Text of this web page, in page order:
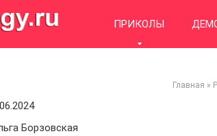
ПРИКОЛЫ
Главная »
Борзовская